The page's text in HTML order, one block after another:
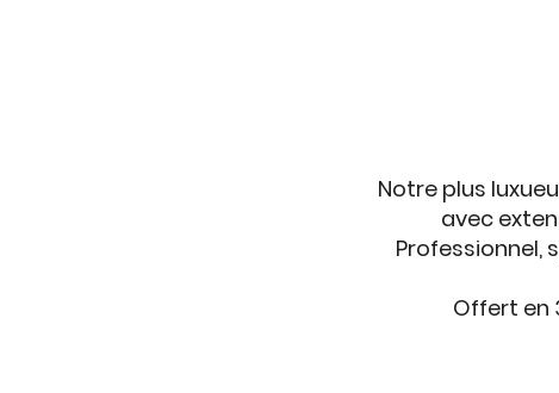
Notre plus
avec
Professionnel,
Offert en